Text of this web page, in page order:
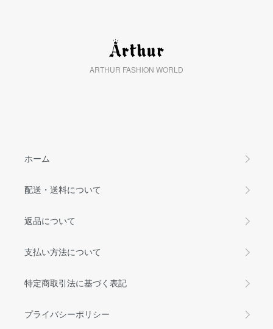
ARTHUR FASHION WORLD
ホーム
配送・送料について
返品について
支払い方法について
特定商取引法に基づく表記
プライバシーポリシー